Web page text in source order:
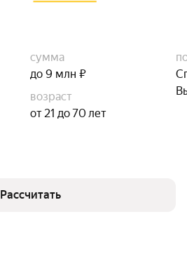
сумма
до 9 млн ₽
возраст
от 21 до 70 лет
Рассчитать